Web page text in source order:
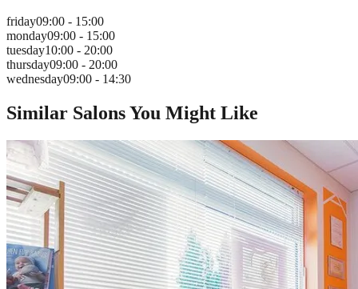
friday09:00 - 15:00
monday09:00 - 15:00
tuesday10:00 - 20:00
thursday09:00 - 20:00
wednesday09:00 - 14:30
Similar Salons You Might Like